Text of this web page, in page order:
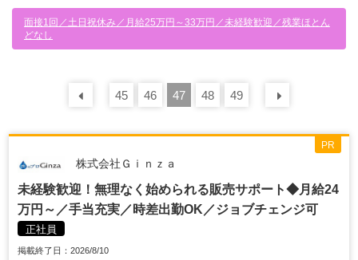
面接1回／土日祝休み／月給25万円～33万円／未経験歓迎／残業ほとん
どなし
前の 30件
45 46 47 48 49
株式会社Ｇｉｎｚａ
未経験歓迎！無理なく始められる販売サポート◆月給24
万円～／手当充実／時差出勤OK／ジョブチェンジ可
正社員
掲載終了日：2026/8/10
PR